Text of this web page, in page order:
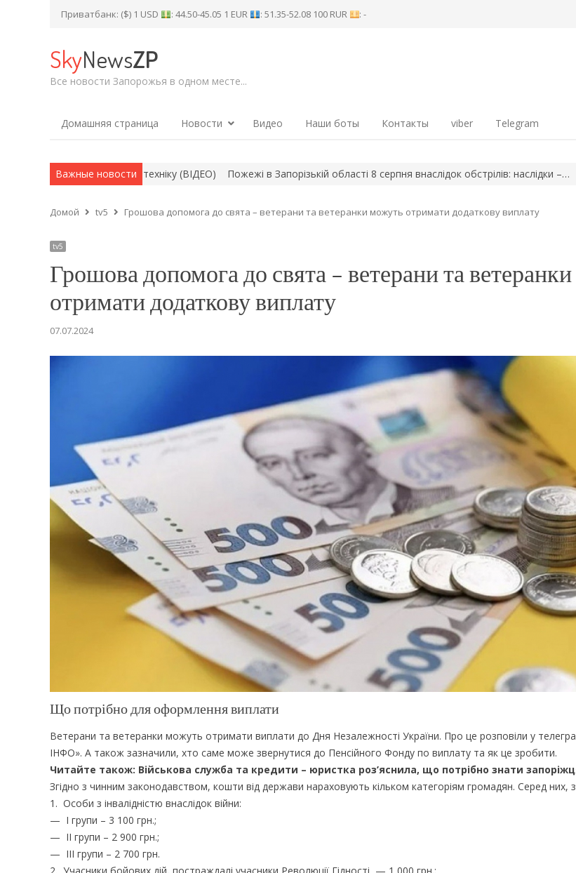
Приватбанк: ($) 1 USD : 44.50-45.05 1 EUR : 51.35-52.08 100 RUR : -
SkyNewsZP
Все новости Запорожья в одном месте...
Домашняя страница Новости Видео Наши боты Контакты viber Telegram
Важные новости
ворожу бронетехніку (ВІДЕО) Пожежі в Запорізькій області 8 серпня внаслідок обстрілів: наслідки –… Повітряні
Домой tv5 Грошова допомога до свята – ветерани та ветеранки можуть отримати додаткову виплату
tv5
Грошова допомога до свята – ветерани та
отримати додаткову виплату
07.07.2024
Що потрібно для оформлення виплати
Ветерани та ветеранки можуть отримати виплати до Дня Незалежності України. Про це розповіли у
ІНФО». А також зазначили, хто саме може звернутися до Пенсійного Фонду по виплату та як це зробити.
Читайте також: Військова служба та кредити – юристка роз’яснила, що потрібно знати
Згідно з чинним законодавством, кошти від держави нараховують кільком категоріям громадян. Серед них,
1. Особи з інвалідністю внаслідок війни:
— І групи – 3 100 грн.;
— ІІ групи – 2 900 грн.;
— ІІІ групи – 2 700 грн.